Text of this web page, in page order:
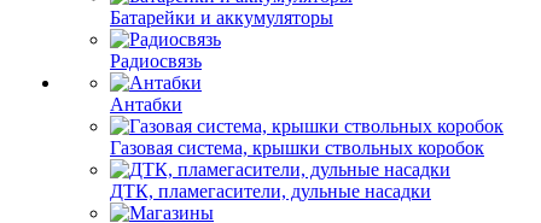
Батарейки и аккумуляторы
Радиосвязь
Антабки
Газовая система, крышки ствольных коробок
ДТК, пламегасители, дульные насадки